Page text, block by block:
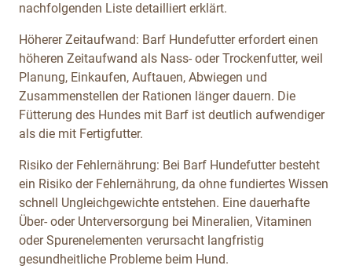
nachfolgenden Liste detailliert erklärt.
Höherer Zeitaufwand: Barf Hundefutter erfordert einen
höheren Zeitaufwand als Nass- oder Trockenfutter, weil
Planung, Einkaufen, Auftauen, Abwiegen und
Zusammenstellen der Rationen länger dauern. Die
Fütterung des Hundes mit Barf ist deutlich aufwendiger
als die mit Fertigfutter.
Risiko der Fehlernährung: Bei Barf Hundefutter besteht
ein Risiko der Fehlernährung, da ohne fundiertes Wissen
schnell Ungleichgewichte entstehen. Eine dauerhafte
Über- oder Unterversorgung bei Mineralien, Vitaminen
oder Spurenelementen verursacht langfristig
gesundheitliche Probleme beim Hund.